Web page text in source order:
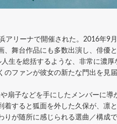
リーナで開催された。2016年9
、舞台作品にも多数出演し、俳優
生を総括するような、非常に濃
ファンが彼女の新たな門出を見届
扇子などを手にしたメンバーに
すると狐面を外した久保が、凛
が随所に感じられる選曲／構成